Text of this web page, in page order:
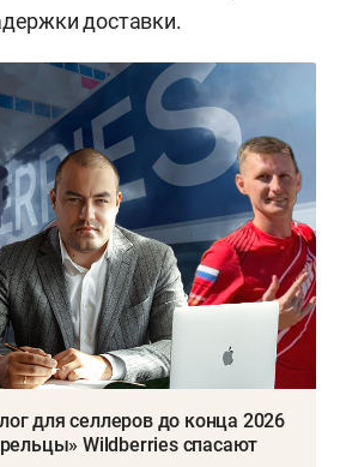
доставки.
для селлеров до конца 2026
Wildberries спасают